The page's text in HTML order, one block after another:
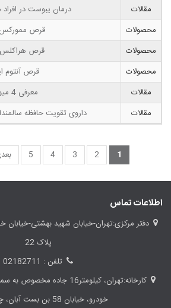
مقالات
درمان یبوست در
محصولات
قرص ممورکس
محصولات
قرص هراکلس
محصولات
قرص آنتوم
مقالات
معرفی 4 میوه خلط آور
مقالات
داروی تقویت حافظه
1
2
3
4
5
اطلاعات تماس
دفتر مرکزی:تهران-خیابان شهید بهشتی-خیابان
پلاک 22
تلفن : 02182711
کارخانه:تهران، کیلومتر16
خودرو، خیابان 58 بن بست آبان، چهارم غربی